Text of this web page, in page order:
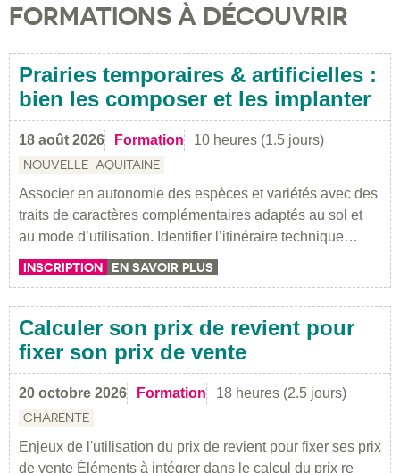
FORMATIONS À DÉCOUVRIR
Prairies temporaires & artificielles :
bien les composer et les implanter
18 août 2026 Formation 10 heures (1.5 jours)
NOUVELLE-AQUITAINE
Associer en autonomie des espèces et variétés avec des
traits de caractères complémentaires adaptés au sol et
au mode d’utilisation. Identifier l’itinéraire technique…
INSCRIPTION EN SAVOIR PLUS
Calculer son prix de revient pour
fixer son prix de vente
20 octobre 2026 Formation 18 heures (2.5 jours)
CHARENTE
Enjeux de l'utilisation du prix de revient pour fixer ses prix
de vente Éléments à intégrer dans le calcul du prix re